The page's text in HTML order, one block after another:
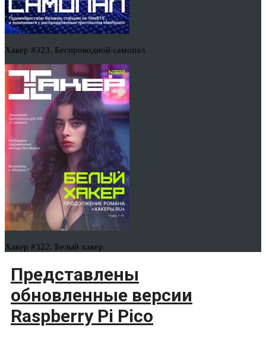
Хакер #323. Беспроводной самопал
Хакер #322. Белый хакер
Представлены
обновленные версии
Raspberry Pi Pico